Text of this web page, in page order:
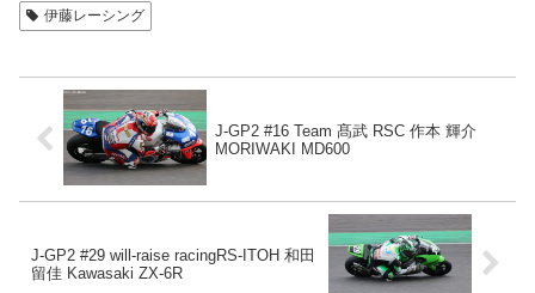
伊藤レーシング
J-GP2 #16 Team 髙武 RSC 作本 輝介
MORIWAKI MD600
J-GP2 #29 will-raise racingRS-ITOH 和田
留佳 Kawasaki ZX-6R